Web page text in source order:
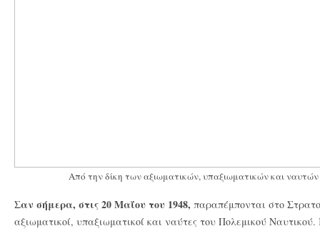
Από την δίκη των αξιωματικών, υπαξιωματικών και
Σαν σήμερα, στις 20 Μαΐου του 1948, παραπέμπονται στο
αξιωματικοί, υπαξιωματικοί και ναύτες του Πολεμικού